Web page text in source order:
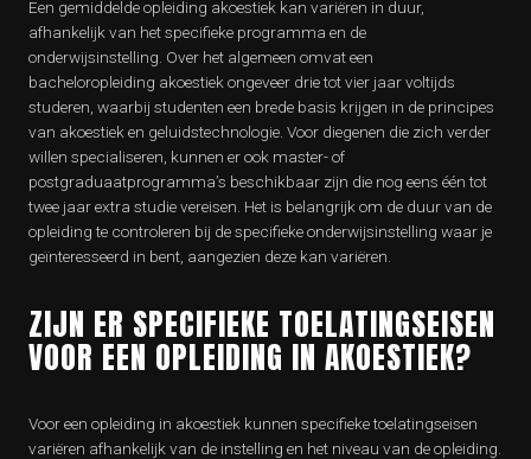
Een gemiddelde opleiding akoestiek kan variëren in duur,
afhankelijk van het specifieke programma en de
onderwijsinstelling. Over het algemeen omvat een
bacheloropleiding akoestiek ongeveer drie tot vier jaar voltijds
studeren, waarbij studenten een brede basis krijgen in de principes
van akoestiek en geluidstechnologie. Voor diegenen die zich verder
willen specialiseren, kunnen er ook master- of
postgraduaatprogramma’s beschikbaar zijn die nog eens één tot
twee jaar extra studie vereisen. Het is belangrijk om de duur van de
opleiding te controleren bij de specifieke onderwijsinstelling waar je
geïnteresseerd in bent, aangezien deze kan variëren.
ZIJN ER SPECIFIEKE TOELATINGSEISEN
VOOR EEN OPLEIDING IN AKOESTIEK?
Voor een opleiding in akoestiek kunnen specifieke toelatingseisen
variëren afhankelijk van de instelling en het niveau van de opleiding.